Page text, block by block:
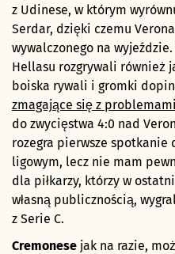
z Udinese, w którym
Serdar, dzięki czemu
wywalczonego na
Hellasu rozgrywali również
boiska rywali i gromki
zmagające się z
do zwycięstwa 4:0 nad
rozegra pierwsze spotkanie
ligowym, lecz nie mam
dla piłkarzy, którzy w
własną publicznością,
z Serie C.
Cremonese jak na razie,